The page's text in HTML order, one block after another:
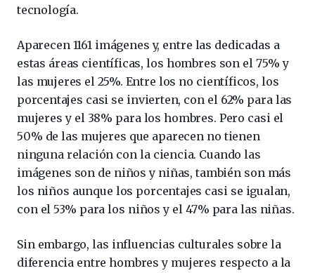
tecnología.
Aparecen 1161 imágenes y, entre las dedicadas a
estas áreas científicas, los hombres son el 75% y
las mujeres el 25%. Entre los no científicos, los
porcentajes casi se invierten, con el 62% para las
mujeres y el 38% para los hombres. Pero casi el
50% de las mujeres que aparecen no tienen
ninguna relación con la ciencia. Cuando las
imágenes son de niños y niñas, también son más
los niños aunque los porcentajes casi se igualan,
con el 53% para los niños y el 47% para las niñas.
Sin embargo, las influencias culturales sobre la
diferencia entre hombres y mujeres respecto a la